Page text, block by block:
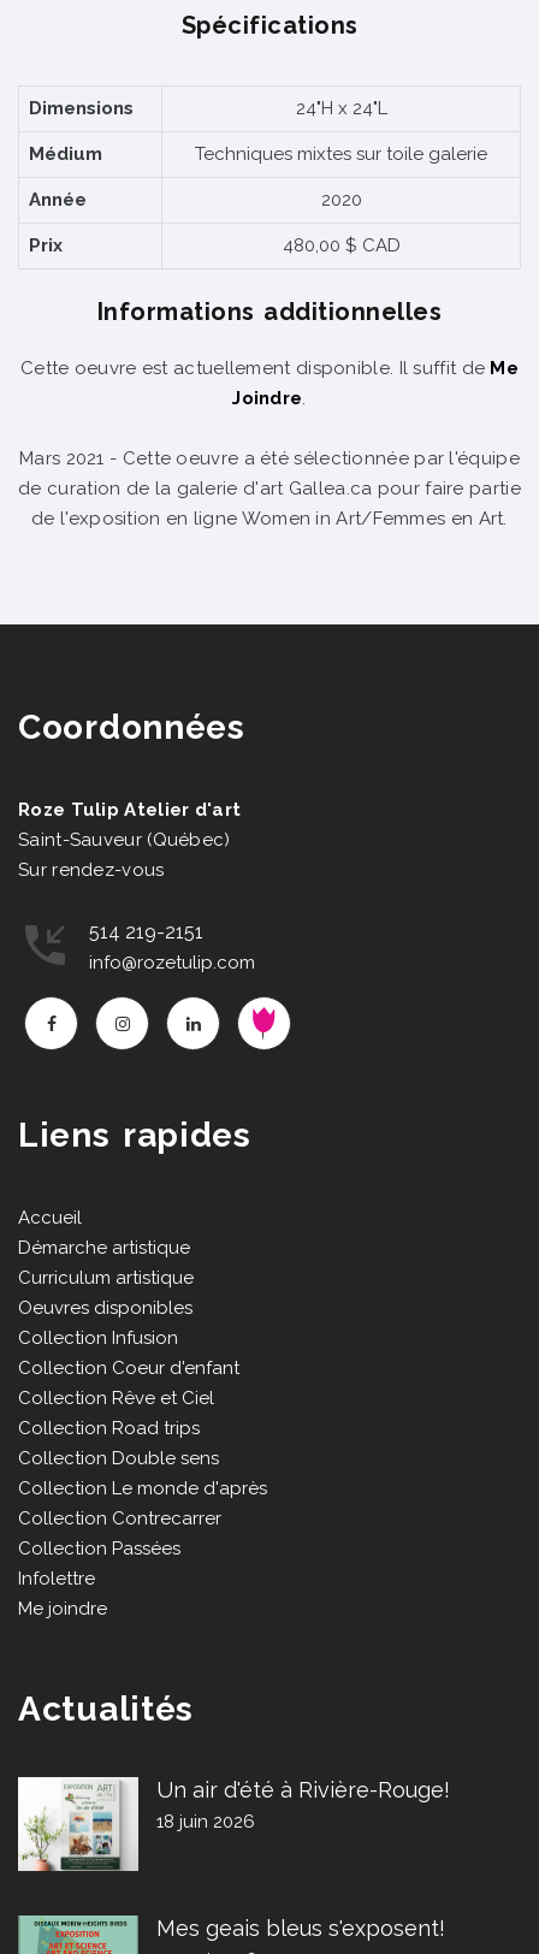
Spécifications
Dimensions 24"H x 24"L
Médium Techniques mixtes sur toile galerie
Année 2020
Prix 480,00 $ CAD
Informations additionnelles
Cette oeuvre est actuellement disponible. Il suffit de Me
Joindre.
Mars 2021 - Cette oeuvre a été sélectionnée par l'équipe
de curation de la galerie d'art Gallea.ca pour faire partie
de l'exposition en ligne Women in Art/Femmes en Art.
Coordonnées
Roze Tulip Atelier d'art
Saint-Sauveur (Québec)
Sur rendez-vous
514 219-2151
info@rozetulip.com
Liens rapides
Accueil
Démarche artistique
Curriculum artistique
Oeuvres disponibles
Collection Infusion
Collection Coeur d'enfant
Collection Rêve et Ciel
Collection Road trips
Collection Double sens
Collection Le monde d'après
Collection Contrecarrer
Collection Passées
Infolettre
Me joindre
Actualités
Un air d'été à Rivière-Rouge!
18 juin 2026
Mes geais bleus s'exposent!